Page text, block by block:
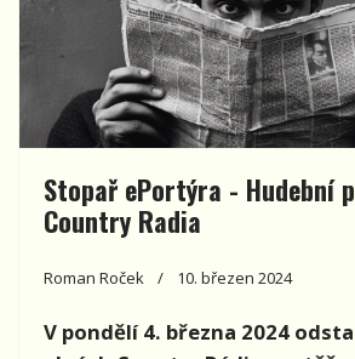
Stopař ePortýra - Hudební
Country Radia
Roman Roček 10. březen 2024
V pondělí 4. března 2024